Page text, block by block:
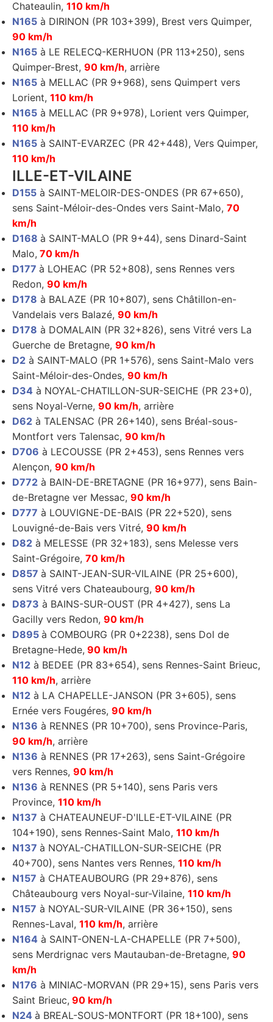
Chateaulin, 110 km/h
N165 à DIRINON (PR 103+399), Brest vers Quimper,
90 km/h
N165 à LE RELECQ-KERHUON (PR 113+250), sens
Quimper-Brest, 90 km/h, arrière
N165 à MELLAC (PR 9+968), sens Quimpert vers
Lorient, 110 km/h
N165 à MELLAC (PR 9+978), Lorient vers Quimper,
110 km/h
N165 à SAINT-EVARZEC (PR 42+448), Vers Quimper,
110 km/h
ILLE-ET-VILAINE
D155 à SAINT-MELOIR-DES-ONDES (PR 67+650),
sens Saint-Méloir-des-Ondes vers Saint-Malo, 70
km/h
D168 à SAINT-MALO (PR 9+44), sens Dinard-Saint
Malo, 70 km/h
D177 à LOHEAC (PR 52+808), sens Rennes vers
Redon, 90 km/h
D178 à BALAZE (PR 10+807), sens Châtillon-en-
Vandelais vers Balazé, 90 km/h
D178 à DOMALAIN (PR 32+826), sens Vitré vers La
Guerche de Bretagne, 90 km/h
D2 à SAINT-MALO (PR 1+576), sens Saint-Malo vers
Saint-Méloir-des-Ondes, 90 km/h
D34 à NOYAL-CHATILLON-SUR-SEICHE (PR 23+0),
sens Noyal-Verne, 90 km/h, arrière
D62 à TALENSAC (PR 26+140), sens Bréal-sous-
Montfort vers Talensac, 90 km/h
D706 à LECOUSSE (PR 2+453), sens Rennes vers
Alençon, 90 km/h
D772 à BAIN-DE-BRETAGNE (PR 16+977), sens Bain-
de-Bretagne ver Messac, 90 km/h
D777 à LOUVIGNE-DE-BAIS (PR 22+520), sens
Louvigné-de-Bais vers Vitré, 90 km/h
D82 à MELESSE (PR 32+183), sens Melesse vers
Saint-Grégoire, 70 km/h
D857 à SAINT-JEAN-SUR-VILAINE (PR 25+600),
sens Vitré vers Chateaubourg, 90 km/h
D873 à BAINS-SUR-OUST (PR 4+427), sens La
Gacilly vers Redon, 90 km/h
D895 à COMBOURG (PR 0+2238), sens Dol de
Bretagne-Hede, 90 km/h
N12 à BEDEE (PR 83+654), sens Rennes-Saint Brieuc,
110 km/h, arrière
N12 à LA CHAPELLE-JANSON (PR 3+605), sens
Ernée vers Fougéres, 90 km/h
N136 à RENNES (PR 10+700), sens Province-Paris,
90 km/h, arrière
N136 à RENNES (PR 17+263), sens Saint-Grégoire
vers Rennes, 90 km/h
N136 à RENNES (PR 5+140), sens Paris vers
Province, 110 km/h
N137 à CHATEAUNEUF-D'ILLE-ET-VILAINE (PR
104+190), sens Rennes-Saint Malo, 110 km/h
N137 à NOYAL-CHATILLON-SUR-SEICHE (PR
40+700), sens Nantes vers Rennes, 110 km/h
N157 à CHATEAUBOURG (PR 29+876), sens
Châteaubourg vers Noyal-sur-Vilaine, 110 km/h
N157 à NOYAL-SUR-VILAINE (PR 36+150), sens
Rennes-Laval, 110 km/h, arrière
N164 à SAINT-ONEN-LA-CHAPELLE (PR 7+500),
sens Merdrignac vers Mautauban-de-Bretagne, 90
km/h
N176 à MINIAC-MORVAN (PR 29+15), sens Paris vers
Saint Brieuc, 90 km/h
N24 à BREAL-SOUS-MONTFORT (PR 18+100), sens